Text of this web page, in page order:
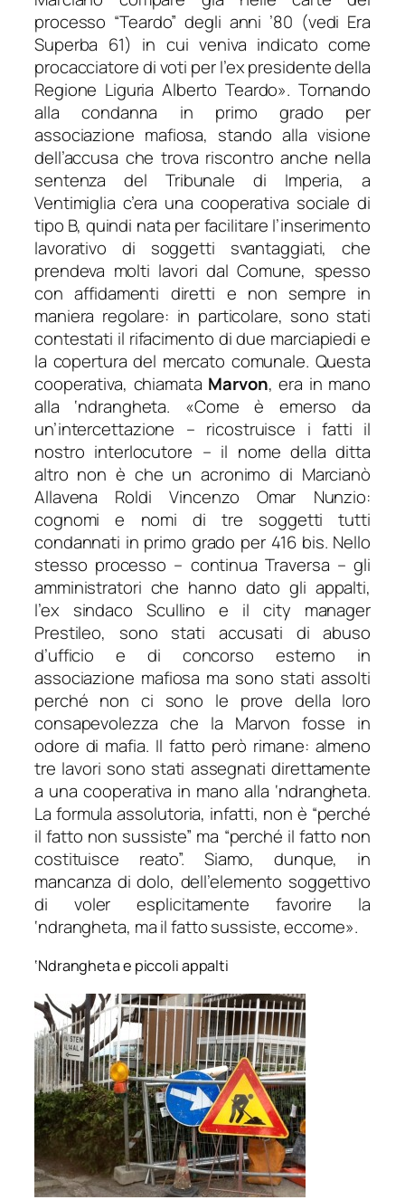
processo “Teardo” degli anni ’80 (vedi Era
Superba 61) in cui veniva indicato come
procacciatore di voti per l’ex presidente della
Regione Liguria Alberto Teardo». Tornando
alla condanna in primo grado per
associazione mafiosa, stando alla visione
dell’accusa che trova riscontro anche nella
sentenza del Tribunale di Imperia, a
Ventimiglia c’era una cooperativa sociale di
tipo B, quindi nata per facilitare l’inserimento
lavorativo di soggetti svantaggiati, che
prendeva molti lavori dal Comune, spesso
con affidamenti diretti e non sempre in
maniera regolare: in particolare, sono stati
contestati il rifacimento di due marciapiedi e
la copertura del mercato comunale. Questa
cooperativa, chiamata Marvon, era in mano
alla ‘ndrangheta. «Come è emerso da
un’intercettazione – ricostruisce i fatti il
nostro interlocutore – il nome della ditta
altro non è che un acronimo di Marcianò
Allavena Roldi Vincenzo Omar Nunzio:
cognomi e nomi di tre soggetti tutti
condannati in primo grado per 416 bis. Nello
stesso processo – continua Traversa – gli
amministratori che hanno dato gli appalti,
l’ex sindaco Scullino e il city manager
Prestileo, sono stati accusati di abuso
d’ufficio e di concorso esterno in
associazione mafiosa ma sono stati assolti
perché non ci sono le prove della loro
consapevolezza che la Marvon fosse in
odore di mafia. Il fatto però rimane: almeno
tre lavori sono stati assegnati direttamente
a una cooperativa in mano alla ‘ndrangheta.
La formula assolutoria, infatti, non è “perché
il fatto non sussiste” ma “perché il fatto non
costituisce reato”. Siamo, dunque, in
mancanza di dolo, dell’elemento soggettivo
di voler esplicitamente favorire la
‘ndrangheta, ma il fatto sussiste, eccome».
‘Ndrangheta e piccoli appalti